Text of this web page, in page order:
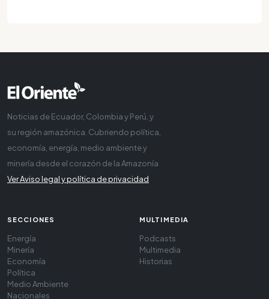
Noticias de Ecuador, Colombia y Perú, y
su región amazónica. Cubriendo política,
economía, energía, medio ambiente y
minería desde el corazón de la Amazonía
Ver Aviso legal y política de privacidad
SECCIONES
Energía
Minería
Economía
Política
Medio Ambiente
Nacionales
MULTIMEDIA
Podcasts
Multimedia
Historias